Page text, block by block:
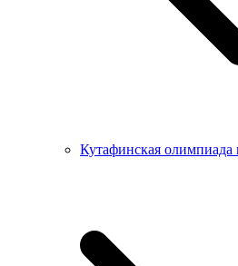
Кутафинская олимпиада